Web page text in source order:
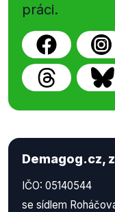
práci.
Demagog.cz,
IČO: 05140544
se sídlem